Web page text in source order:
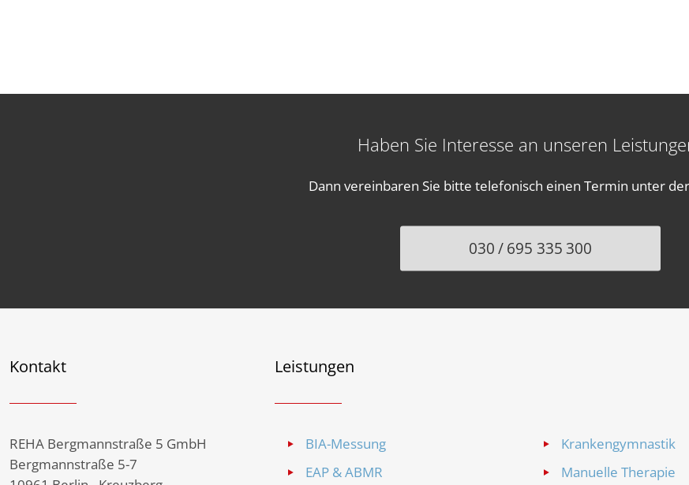
Haben Sie Interesse an unseren
Dann vereinbaren Sie bitte telefonisch einen Termin unter
030 / 695 335 300
Kontakt
REHA Bergmannstraße 5 GmbH
Bergmannstraße 5-7
Leistungen
BIA-Messung
EAP & ABMR
Krankengymnastik
Manuelle Therapie